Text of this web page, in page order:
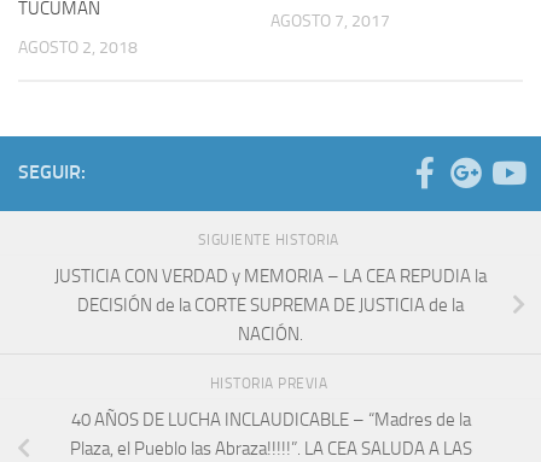
TUCUMAN
AGOSTO 2, 2018
AGOSTO 7, 2017
SEGUIR:
SIGUIENTE HISTORIA
JUSTICIA CON VERDAD y MEMORIA – LA CEA REPUDIA la
DECISIÓN de la CORTE SUPREMA DE JUSTICIA de la
NACIÓN.
HISTORIA PREVIA
40 AÑOS DE LUCHA INCLAUDICABLE – “Madres de la
Plaza, el Pueblo las Abraza!!!!!”. LA CEA SALUDA A LAS